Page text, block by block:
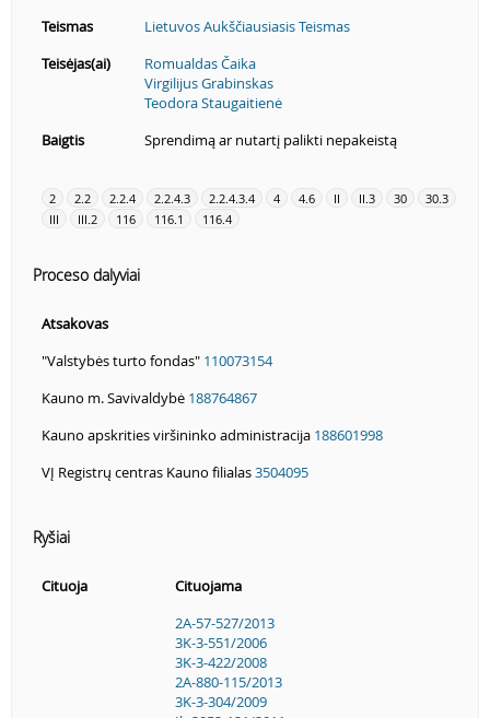
Teismas
Lietuvos Aukščiausiasis Teismas
Teisėjas(ai)
Romualdas Čaika
Virgilijus Grabinskas
Teodora Staugaitienė
Baigtis
Sprendimą ar nutartį palikti nepakeistą
2 2.2 2.2.4 2.2.4.3 2.2.4.3.4 4 4.6 II II.3 30
30.3
III
III.2 116 116.1 116.4
Proceso dalyviai
Atsakovas
"Valstybės turto fondas" 110073154
Kauno m. Savivaldybė 188764867
Kauno apskrities viršininko administracija 188601998
VĮ Registrų centras Kauno filialas3504095
Ryšiai
Cituoja
Cituojama
2A-57-527/2013
3K-3-551/2006
3K-3-422/2008
2A-880-115/2013
3K-3-304/2009